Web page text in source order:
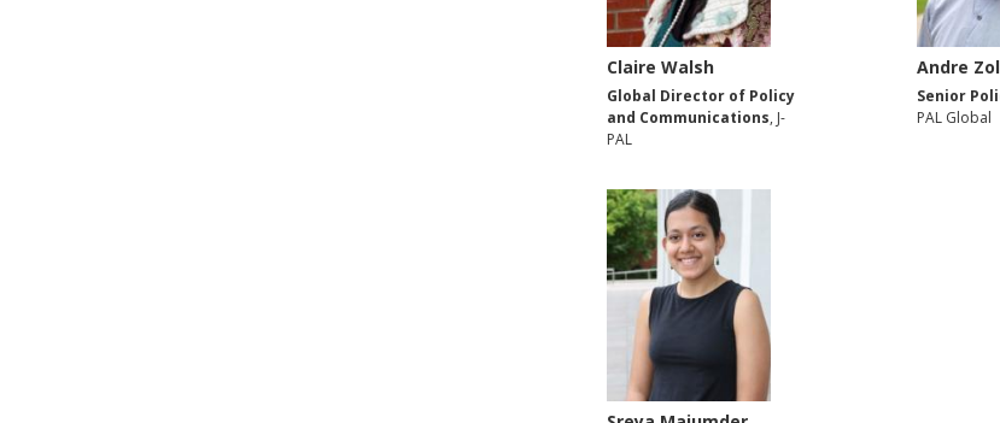
Claire Walsh
Global Director of Policy
and Communications, J-
PAL
Andre
Senior
PAL Global